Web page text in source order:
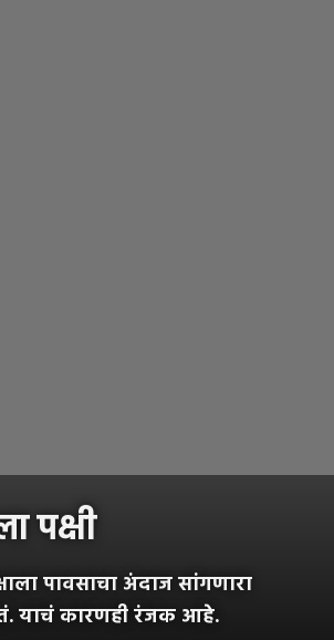
पक्षी
पावसाचा अंदाज सांगणारा
याचं कारणही रंजक आहे.